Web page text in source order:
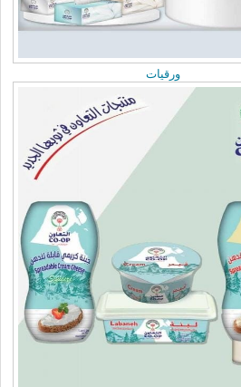
Monday, June 22, 2026
مريم العوض تلتقي رئيس المكتب الاقليمي بدول
مجلس التعاون الخليجي
Sunday, June 21, 2026
مريم العوض تلتقي سفير الجزائر
Sunday, June 21, 2026
مريم العوض تلتقى السفير السوداني
ورقيات